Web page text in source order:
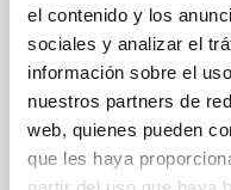
el contenido y los
sociales y analizar el
información sobre el
nuestros partners de
web, quienes pueden
que les haya
WEDGE CLAMP
D=M05X15, L=9,5,
CLAMPING FORCE MAX.
VERSION 2=WITH CSK.